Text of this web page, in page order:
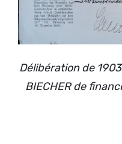
Délibération de
BIECHER de